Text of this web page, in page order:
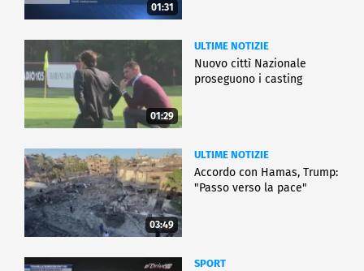
01:31
01:29
ULTIME NOTIZIE
Nuovo cittì Nazionale
proseguono i casting
03:49
ULTIME NOTIZIE
Accordo con Hamas, Trump:
"Passo verso la pace"
SPORT